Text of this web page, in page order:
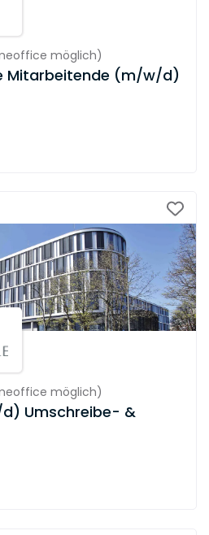
möglich)
Mitarbeitende (m/w/d)
möglich)
Umschreibe- &